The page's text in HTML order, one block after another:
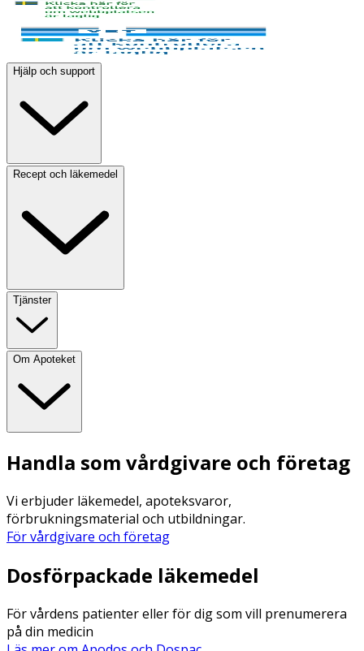
Hjälp och support
Recept och läkemedel
Tjänster
Om Apoteket
Handla som vårdgivare och företag
Vi erbjuder läkemedel, apoteksvaror,
förbrukningsmaterial och utbildningar.
För vårdgivare och företag
Dosförpackade läkemedel
För vårdens patienter eller för dig som vill prenumerera
på din medicin